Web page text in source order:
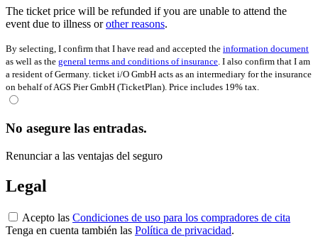
The ticket price will be refunded if you are unable to attend the
event due to illness orother reasons.
By selecting, I confirm that I have read and accepted the information document
as well as the general terms and conditions of insurance. I also confirm that I am
a resident of Germany. ticket i/O GmbH acts as an intermediary for the insurance
on behalf of AGS Pier GmbH (TicketPlan). Price includes 19% tax.
No asegure las entradas.
Renunciar a las ventajas del seguro
Legal
Acepto las Condiciones de uso para los compradores de cita
Tenga en cuenta también las Política de privacidad.